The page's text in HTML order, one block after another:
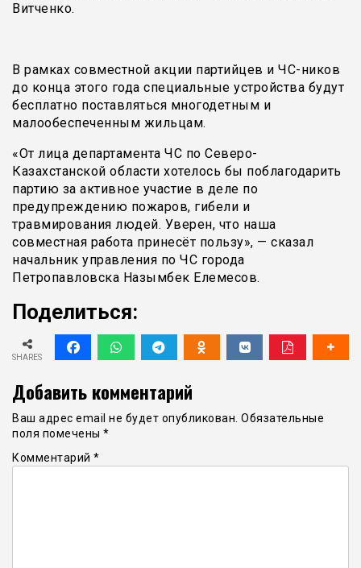
Витченко.
В рамках совместной акции партийцев и ЧС-ников
до конца этого года специальные устройства будут
бесплатно поставляться многодетным и
малообеспеченным жильцам.
«От лица департамента ЧС по Северо-
Казахстанской области хотелось бы поблагодарить
партию за активное участие в деле по
предупреждению пожаров, гибели и
травмирования людей. Уверен, что наша
совместная работа принесёт пользу», — сказал
начальник управления по ЧС города
Петропавловска Назымбек Елемесов.
Поделиться:
SHARES
Добавить комментарий
Ваш адрес email не будет опубликован. Обязательные
поля помечены *
Комментарий *